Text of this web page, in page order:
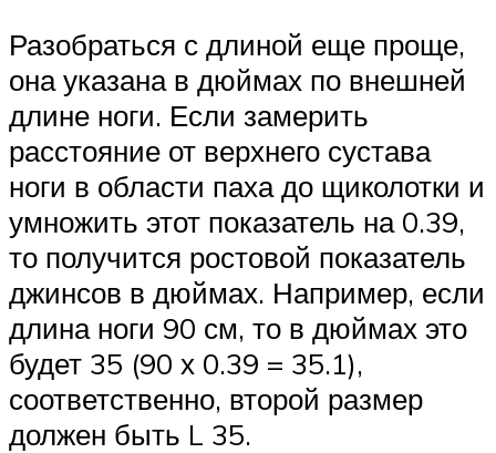
Разобраться с длиной еще проще,
она указана в дюймах по внешней
длине ноги. Если замерить
расстояние от верхнего сустава
ноги в области паха до щиколотки и
умножить этот показатель на 0.39,
то получится ростовой показатель
джинсов в дюймах. Например, если
длина ноги 90 см, то в дюймах это
будет 35 (90 х 0.39 = 35.1),
соответственно, второй размер
должен быть L 35.